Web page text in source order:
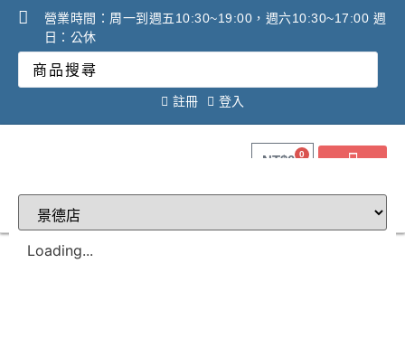
營業時間：周一到週五10:30~19:00，週六10:30~17:00 週
日：公休
註冊 登入
NT$0 0
Loading...